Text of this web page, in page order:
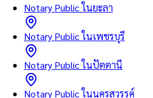
Notary Public ในยะลา
Notary Public ในเพชรบุรี
Notary Public ในปัตตานี
Notary Public ในนครสวรรค์